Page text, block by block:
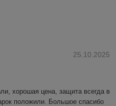
25.10.2025
хорошая цена, защита всегда в
положили. Большое спасибо